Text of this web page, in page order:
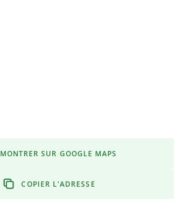
MONTRER SUR GOOGLE MAPS
COPIER L'ADRESSE